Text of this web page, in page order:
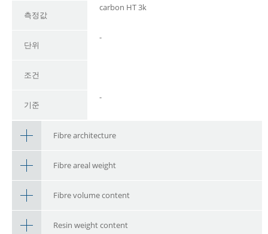
측정값
carbon HT 3k
단위
-
조건
기준
-
Fibre architecture
Fibre areal weight
Fibre volume content
Resin weight content